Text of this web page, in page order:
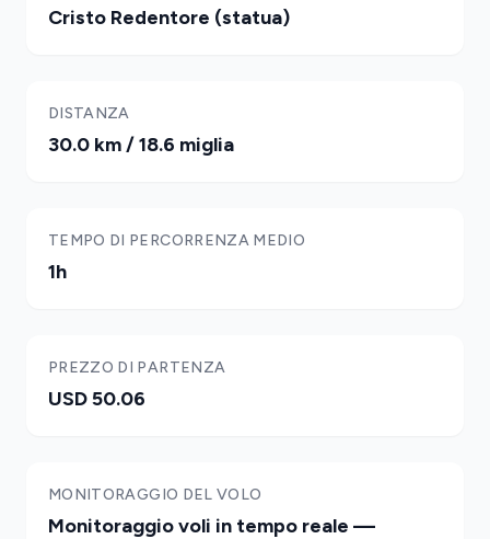
Cristo Redentore (statua)
DISTANZA
30.0 km / 18.6 miglia
TEMPO DI PERCORRENZA MEDIO
1h
PREZZO DI PARTENZA
USD 50.06
MONITORAGGIO DEL VOLO
Monitoraggio voli in tempo reale —